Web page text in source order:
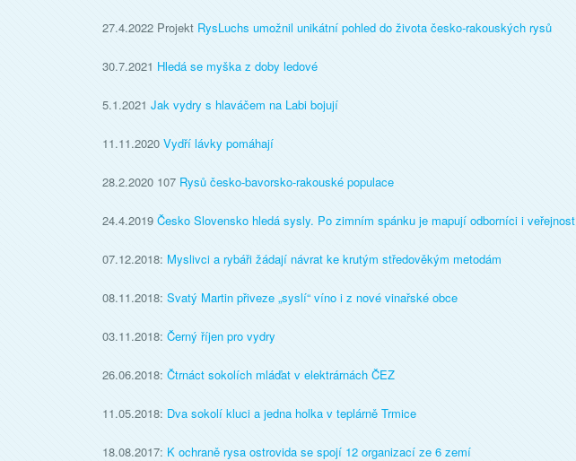
27.4.2022 Projekt RysLuchs umožnil unikátní pohled do života česko-rakouských rysů
30.7.2021 Hledá se myška z doby ledové
5.1.2021 Jak vydry s hlaváčem na Labi bojují
11.11.2020 Vydří lávky pomáhají
28.2.2020 107 Rysů česko-bavorsko-rakouské populace
24.4.2019 Česko Slovensko hledá sysly. Po zimním spánku je mapují odborníci i veřejnost
07.12.2018: Myslivci a rybáři žádají návrat ke krutým středověkým metodám
08.11.2018: Svatý Martin přiveze „syslí“ víno i z nové vinařské obce
03.11.2018: Černý říjen pro vydry
26.06.2018: Čtrnáct sokolích mláďat v elektrárnách ČEZ
11.05.2018: Dva sokolí kluci a jedna holka v teplárně Trmice
18.08.2017: K ochraně rysa ostrovida se spojí 12 organizací ze 6 zemí